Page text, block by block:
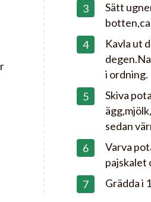
Sätt
Kavla ut
i ordning.
Skiva
sedan
Varva
pajskalet
Grädda i